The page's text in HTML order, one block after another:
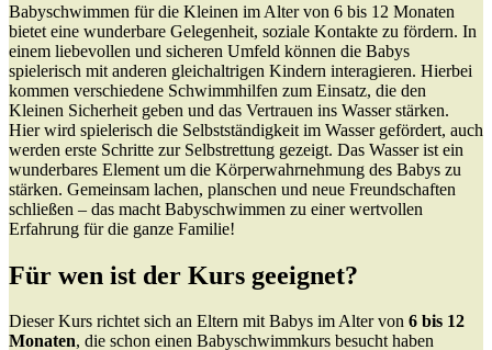
Babyschwimmen für die Kleinen im Alter von 6 bis 12 Monaten
bietet eine wunderbare Gelegenheit, soziale Kontakte zu fördern. In
einem liebevollen und sicheren Umfeld können die Babys
spielerisch mit anderen gleichaltrigen Kindern interagieren. Hierbei
kommen verschiedene Schwimmhilfen zum Einsatz, die den
Kleinen Sicherheit geben und das Vertrauen ins Wasser stärken.
Hier wird spielerisch die Selbstständigkeit im Wasser gefördert, auch
werden erste Schritte zur Selbstrettung gezeigt. Das Wasser ist ein
wunderbares Element um die Körperwahrnehmung des Babys zu
stärken. Gemeinsam lachen, planschen und neue Freundschaften
schließen – das macht Babyschwimmen zu einer wertvollen
Erfahrung für die ganze Familie!
Für wen ist der Kurs geeignet?
Dieser Kurs richtet sich an Eltern mit Babys im Alter von 6 bis 12
Monaten, die schon einen Babyschwimmkurs besucht haben